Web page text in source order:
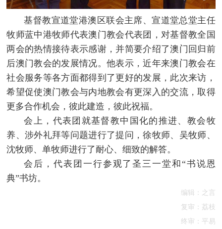
基督教宣道堂港澳区联会主席、宣道堂总堂主任
牧师蓝中港牧师代表澳门教会代表团，对基督教全国
两会的热情接待表示感谢，并简要介绍了澳门回归前
后澳门教会的发展情况。他表示，近年来澳门教会在
社会服务等各方面都得到了更好的发展，此次来访，
希望促使澳门教会与内地教会有更深入的交流，取得
更多合作机会，彼此建造，彼此祝福。
会上，代表团就基督教中国化的推进、教会牧
养、涉外礼拜等问题进行了提问，徐牧师、吴牧师、
沈牧师、单牧师进行了耐心、细致的解答。
会后，代表团一行参观了圣三一堂和“书说恩
典”书坊。
编辑：之言
复审：荔枝
终审：平易